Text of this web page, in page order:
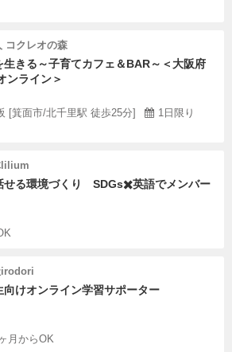
コクレオの森
生きる～子育てカフェ＆BAR～＜大阪府
ンライン＞
[箕面市/北千里駅 徒歩25分]
1日限り
lilium
せる環境づくり SDGs✖️英語でメンバー
irodori
向けオンライン学習サポーター
月からOK